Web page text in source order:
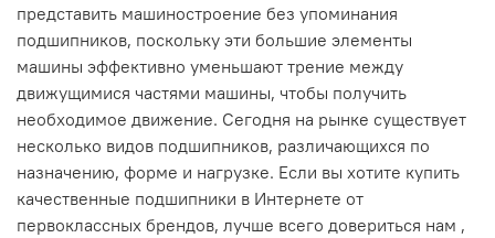
представить машиностроение без упоминания
подшипников, поскольку эти большие элементы
машины эффективно уменьшают трение между
движущимися частями машины, чтобы получить
необходимое движение. Сегодня на рынке существует
несколько видов подшипников, различающихся по
назначению, форме и нагрузке. Если вы хотите купить
качественные подшипники в Интернете от
первоклассных брендов, лучше всего довериться нам ,